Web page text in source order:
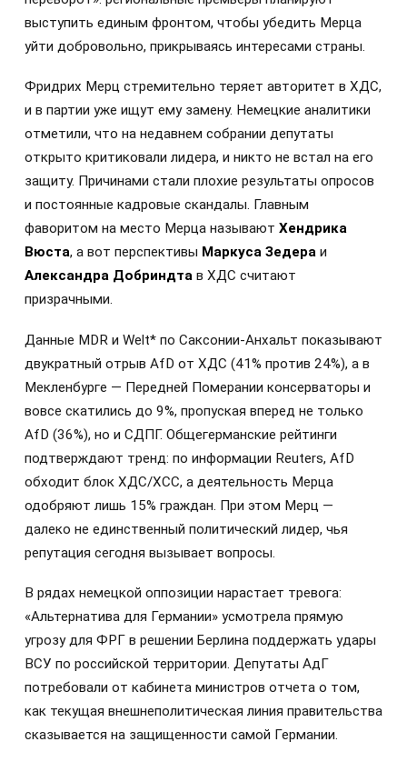
выступить единым фронтом, чтобы убедить Мерца
уйти добровольно, прикрываясь интересами страны.
Фридрих Мерц стремительно теряет авторитет в ХДС,
и в партии уже ищут ему замену. Немецкие аналитики
отметили, что на недавнем собрании депутаты
открыто критиковали лидера, и никто не встал на его
защиту. Причинами стали плохие результаты опросов
и постоянные кадровые скандалы. Главным
фаворитом на место Мерца называют Хендрика
Вюста, а вот перспективы Маркуса Зедера и
Александра Добриндта в ХДС считают
призрачными.
Данные MDR и Welt* по Саксонии-Анхальт показывают
двукратный отрыв AfD от ХДС (41% против 24%), а в
Мекленбурге — Передней Померании консерваторы и
вовсе скатились до 9%, пропуская вперед не только
AfD (36%), но и СДПГ. Общегерманские рейтинги
подтверждают тренд: по информации Reuters, AfD
обходит блок ХДС/ХСС, а деятельность Мерца
одобряют лишь 15% граждан. При этом Мерц —
далеко не единственный политический лидер, чья
репутация сегодня вызывает вопросы.
В рядах немецкой оппозиции нарастает тревога:
«Альтернатива для Германии» усмотрела прямую
угрозу для ФРГ в решении Берлина поддержать удары
ВСУ по российской территории. Депутаты АдГ
потребовали от кабинета министров отчета о том,
как текущая внешнеполитическая линия правительства
сказывается на защищенности самой Германии.